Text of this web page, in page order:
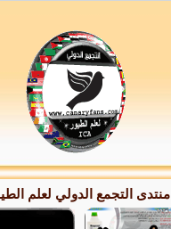
منتدى التجمع الدولي لعلم